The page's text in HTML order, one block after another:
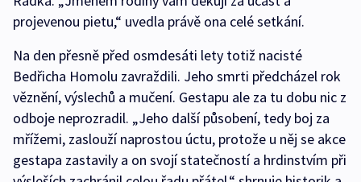
projevenou pietu,“ uvedla právě ona celé setkání.
Na den přesně před osmdesáti lety totiž nacisté
Bedřicha Homolu zavraždili. Jeho smrti předcházel rok
věznění, výslechů a mučení. Gestapu ale za tu dobu nic z
odboje neprozradil. „Jeho další působení, tedy boj za
mřížemi, zaslouží naprostou úctu, protože u něj se akce
gestapa zastavily a on svojí statečností a hrdinstvím při